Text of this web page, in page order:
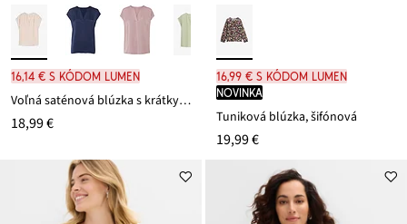
16,14 € s kódom LUMEN
Voľná saténová blúzka s krátkym rukávom
18,99 €
16,99 € s kódom LUMEN
novinka
Tuniková blúzka, šifónová
19,99 €